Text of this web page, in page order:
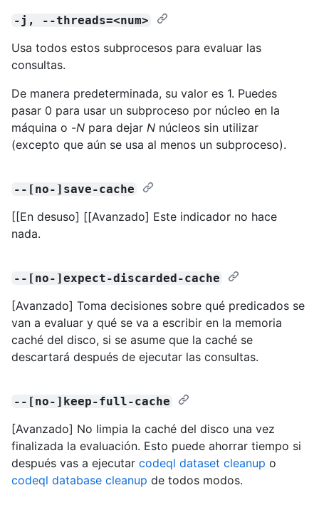
-j, --threads=<num>
Usa todos estos subprocesos para evaluar las
consultas.
De manera predeterminada, su valor es 1. Puedes
pasar 0 para usar un subproceso por núcleo en la
máquina o -N para dejar N núcleos sin utilizar
(excepto que aún se usa al menos un subproceso).
--[no-]save-cache
[[En desuso] [[Avanzado] Este indicador no hace
nada.
--[no-]expect-discarded-cache
[Avanzado] Toma decisiones sobre qué predicados se
van a evaluar y qué se va a escribir en la memoria
caché del disco, si se asume que la caché se
descartará después de ejecutar las consultas.
--[no-]keep-full-cache
[Avanzado] No limpia la caché del disco una vez
finalizada la evaluación. Esto puede ahorrar tiempo si
después vas a ejecutar codeql dataset cleanup o
codeql database cleanup de todos modos.